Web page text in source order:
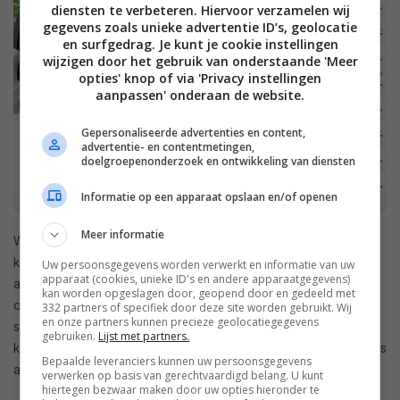
Wanneer YouPlayer merkt dat je een YouTube-link op het
klembord hebt staan vraagt hij of je deze wilt openen in de
app. Je krijgt dan niet alleen een player met de video, maar
ook de beschrijving, likes en dislikes, comments en
suggesties. Door op de video te drukken verschijnt de PiP-
knop weer en kun je de video weer bovenop alle andere apps
afspelen.
diensten te verbeteren. Hiervoor verzamelen wij
gegevens zoals unieke advertentie ID’s, geolocatie
en surfgedrag. Je kunt je cookie instellingen
wijzigen door het gebruik van onderstaande 'Meer
opties' knop of via 'Privacy instellingen
aanpassen' onderaan de website.
Gepersonaliseerde advertenties en content,
advertentie- en contentmetingen,
doelgroepenonderzoek en ontwikkeling van diensten
Informatie op een apparaat opslaan en/of openen
Meer informatie
Uw persoonsgegevens worden verwerkt en informatie van uw
apparaat (cookies, unieke ID's en andere apparaatgegevens)
kan worden opgeslagen door, geopend door en gedeeld met
332 partners of specifiek door deze site worden gebruikt. Wij
en onze partners kunnen precieze geolocatiegegevens
gebruiken. Lijst met partners.
Bepaalde leveranciers kunnen uw persoonsgegevens
verwerken op basis van gerechtvaardigd belang. U kunt
hiertegen bezwaar maken door uw opties hieronder te